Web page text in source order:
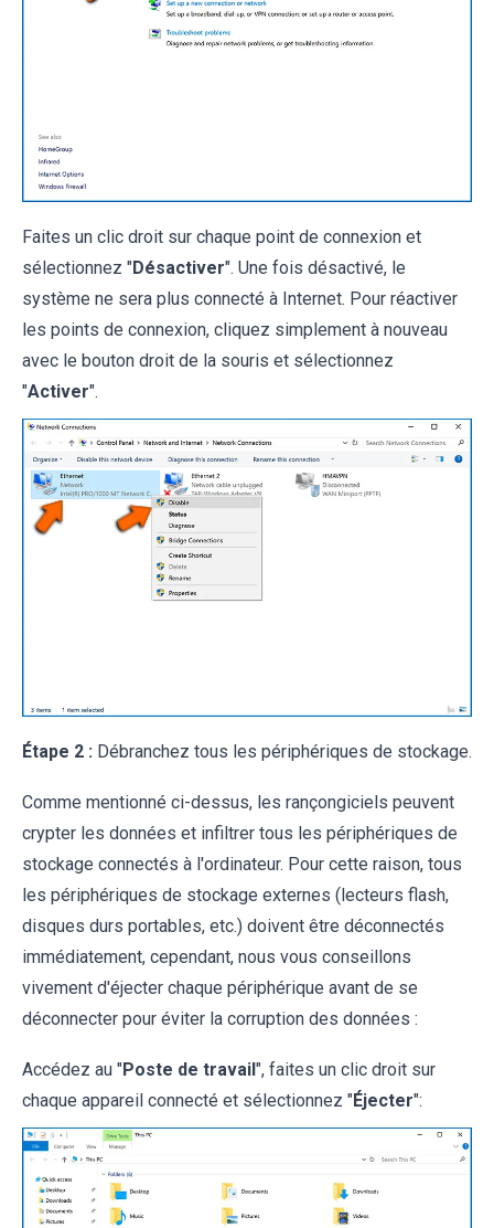
Faites un clic droit sur chaque point de connexion et
sélectionnez "Désactiver". Une fois désactivé, le
système ne sera plus connecté à Internet. Pour réactiver
les points de connexion, cliquez simplement à nouveau
avec le bouton droit de la souris et sélectionnez
"Activer".
Étape 2 : Débranchez tous les périphériques de stockage.
Comme mentionné ci-dessus, les rançongiciels peuvent
crypter les données et infiltrer tous les périphériques de
stockage connectés à l'ordinateur. Pour cette raison, tous
les périphériques de stockage externes (lecteurs flash,
disques durs portables, etc.) doivent être déconnectés
immédiatement, cependant, nous vous conseillons
vivement d'éjecter chaque périphérique avant de se
déconnecter pour éviter la corruption des données :
Accédez au "Poste de travail ", faites un clic droit sur
chaque appareil connecté et sélectionnez "Éjecter":